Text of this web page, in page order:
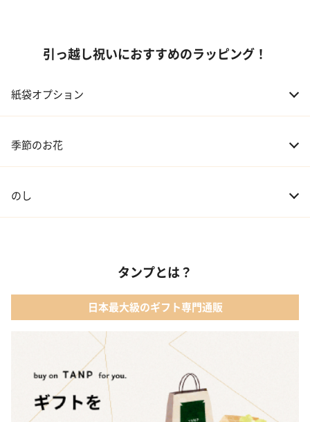
引っ越し祝いにおすすめのラッピング！
紙袋オプション
季節のお花
のし
タンプとは？
日本最大級のギフト専門通販